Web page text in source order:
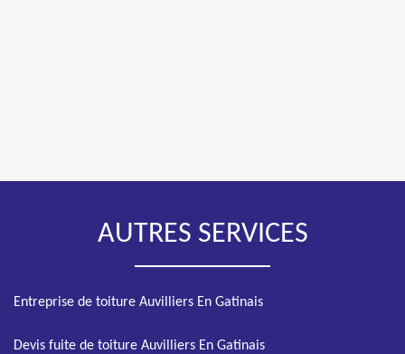
AUTRES SERVICES
Entreprise de toiture Auvilliers En Gatinais
Devis fuite de toiture Auvilliers En Gatinais